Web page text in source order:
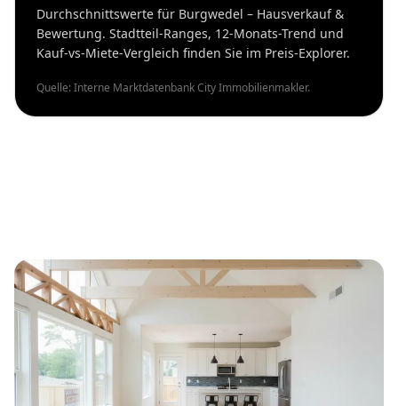
Durchschnittswerte für Burgwedel – Hausverkauf &
Bewertung. Stadtteil-Ranges, 12-Monats-Trend und
Kauf-vs-Miete-Vergleich finden Sie im Preis-Explorer.
Quelle: Interne Marktdatenbank City Immobilienmakler.